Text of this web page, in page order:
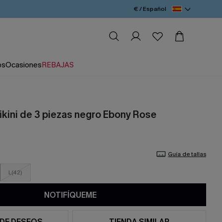
€ / Español
OcasionesREBAJAS
de 3 piezas negro Ebony Rose
Guía de tallas
L(42)
NOTIFÍQUEME